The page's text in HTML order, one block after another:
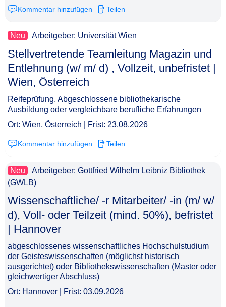
Kommentar hinzufügen Teilen
Neu Arbeitgeber: Universität Wien
Stellvertretende Teamleitung Magazin und
Entlehnung (w/ m/ d) , Vollzeit, unbefristet |
Wien, Österreich​‌‌‌‌​‌​‌‌‌‌​‌‌‌‌‌‌
Reifeprüfung, Abgeschlossene bibliothekarische
Ausbildung oder vergleichbare berufliche Erfahrungen
Ort: Wien, Österreich | Frist: 23.08.2026
Kommentar hinzufügen Teilen
Neu
Arbeitgeber: Gottfried Wilhelm Leibniz Bibliothek
(GWLB)
Wissenschaftliche/ -r Mitarbeiter/ -in (m/ w/
d), Voll- oder Teilzeit (mind. 50%), befristet
| Hannover​‌‌‌‌​‌​‌‌‌‌​‌‌‌‌‌​
abgeschlossenes wissenschaftliches Hochschulstudium
der Geisteswissenschaften (möglichst historisch
ausgerichtet) oder Bibliothekswissenschaften (Master oder
gleichwertiger Abschluss)
Ort: Hannover | Frist: 03.09.2026